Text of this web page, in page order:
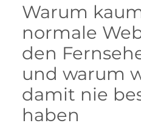
Warum
normale
den
und warum
damit nie
haben